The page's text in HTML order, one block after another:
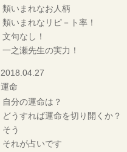
類いまれなお人柄
類いまれなリピ－ト率！
文句なし！
一之瀬先生の実力！
2018.04.27
運命
自分の運命は？
どうすれば運命を切り開くか？
そう
それが占いです